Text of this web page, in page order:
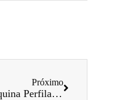
Próximo
Máquina Perfiladora Tishken